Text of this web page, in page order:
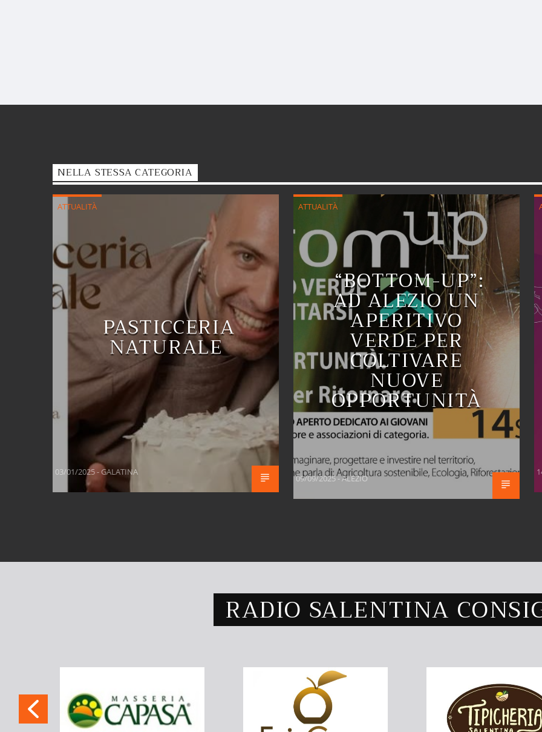
NELLA STESSA CATEGORIA
ATTUALITÀ
PASTICCERIA
NATURALE
03/01/2025 - GALATINA
ATTUALITÀ
“BOTTOM-UP”:
AD ALEZIO UN
APERITIVO
VERDE PER
COLTIVARE
NUOVE
OPPORTUNITÀ
09/09/2025 - ALEZIO
RADIO SALENTINA